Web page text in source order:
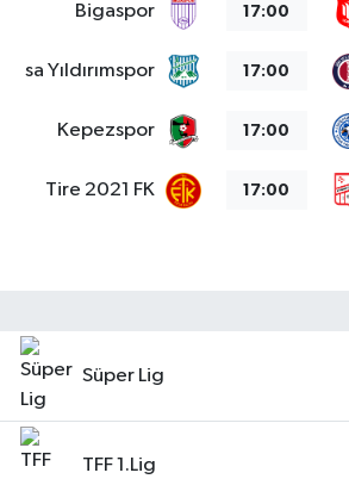
Bigaspor 17:00
Yıldırımspor 17:00
Kepezspor 17:00
Tire 2021 FK 17:00
Süper Lig
TFF 1.Lig